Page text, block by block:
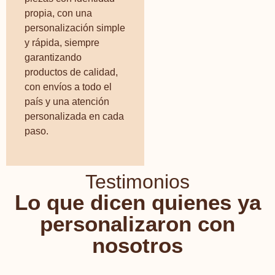
propia, con una
personalización simple
y rápida, siempre
garantizando
productos de calidad,
con envíos a todo el
país y una atención
personalizada en cada
paso.
Testimonios
Lo que dicen quienes ya
personalizaron con
nosotros